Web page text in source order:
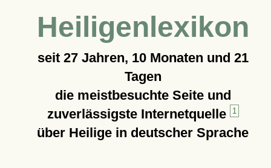
Heiligenlexikon
seit 27 Jahren, 10 Monaten und 21
Tagen
die meistbesuchte Seite und
zuverlässigste Internetquelle
1
über Heilige in deutscher Sprache